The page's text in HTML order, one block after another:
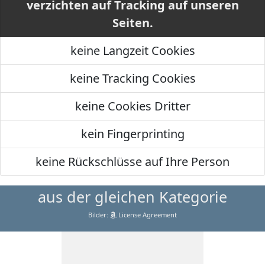
verzichten auf Tracking auf unseren
Seiten.
keine Langzeit Cookies
keine Tracking Cookies
keine Cookies Dritter
kein Fingerprinting
keine Rückschlüsse auf Ihre Person
aus der gleichen Kategorie
Bilder: License Agreement